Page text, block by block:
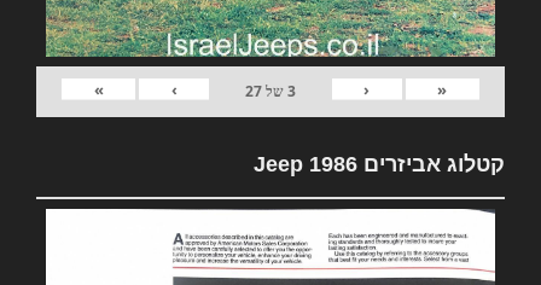
«
‹
3של27
›
»
קטלוג אביזרים Jeep 1986